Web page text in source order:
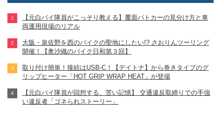
【元白バイ隊員がこっそり教える】覆面パトカーの見分け方と車
両運用現場のリアル
大阪・泉佐野を西のバイクの聖地にしたい!? さおりんツーリング
開催！【奥沙織のバイク日和第３回】
取り付け簡単！接続はUSB-C！【デイトナ】から巻きタイプのグ
リップヒーター「HOT GRIP WRAP HEAT」が登場
【元白バイ隊員が回想する、苦い記憶】 交通違反取締りでの手強
い違反者「ゴネられストーリー」